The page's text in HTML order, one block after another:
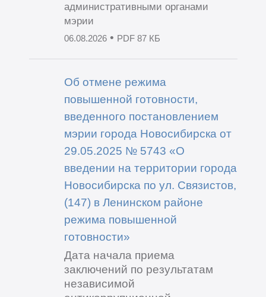
административными органами
мэрии
06.08.2026• PDF 87 КБ
Об отмене режима
повышенной готовности,
введенного постановлением
мэрии города Новосибирска от
29.05.2025 № 5743 «О
введении на территории города
Новосибирска по ул. Связистов,
(147) в Ленинском районе
режима повышенной
готовности»
Дата начала приема
заключений по результатам
независимой